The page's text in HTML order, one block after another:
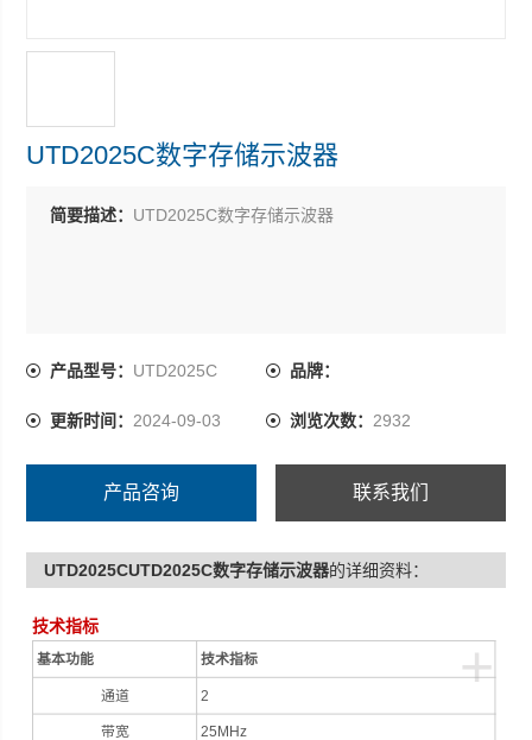
UTD2025C数字存储示波器
简要描述： UTD2025C数字存储示波器
产品型号： UTD2025C 品牌：
更新时间： 2024-09-03 浏览次数： 2932
产品咨询 联系我们
UTD2025CUTD2025C数字存储示波器的详细资料：
技术指标
+
基本功能 技术指标
通道 2
带宽 25MHz